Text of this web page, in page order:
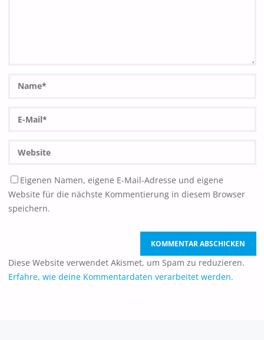
Eigenen Namen, eigene E-Mail-Adresse und eigene
Website für die nächste Kommentierung in diesem Browser
speichern.
Diese Website verwendet Akismet, um Spam zu reduzieren.
Erfahre, wie deine Kommentardaten verarbeitet werden.